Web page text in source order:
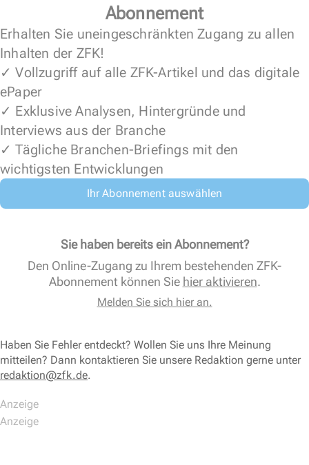
Abonnement
Erhalten Sie uneingeschränkten Zugang zu allen
Inhalten der ZFK!
✓ Vollzugriff auf alle ZFK-Artikel und das digitale
ePaper
✓ Exklusive Analysen, Hintergründe und
Interviews aus der Branche
✓ Tägliche Branchen-Briefings mit den
wichtigsten Entwicklungen
Ihr Abonnement auswählen
Sie haben bereits ein Abonnement?
Den Online-Zugang zu Ihrem bestehenden ZFK-
Abonnement können Sie hier aktivieren.
Melden Sie sich hier an.
Haben Sie Fehler entdeckt? Wollen Sie uns Ihre Meinung
mitteilen? Dann kontaktieren Sie unsere Redaktion gerne unter
redaktion@zfk.de.